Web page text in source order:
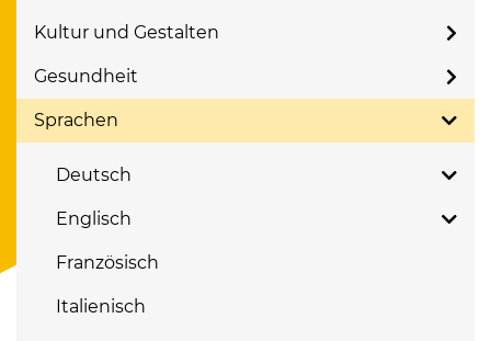
Kultur und Gestalten
Gesundheit
Sprachen
Deutsch
Englisch
Französisch
Italienisch